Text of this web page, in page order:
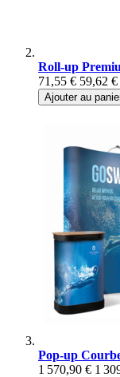
Roll-up
71,55 € 59,62 €
Ajouter au
Pop-up
1 570,90 € 1